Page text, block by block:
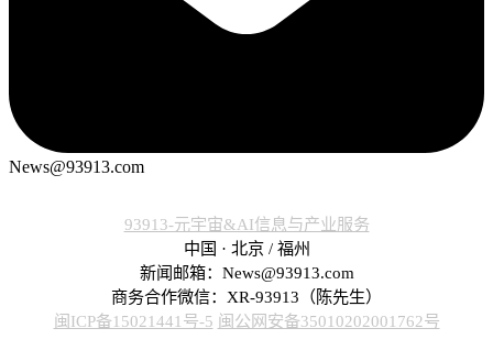
News@93913.com
93913-元宇宙&AI信息与产业服务
中国 · 北京 / 福州
新闻邮箱：News@93913.com
商务合作微信：XR-93913（陈先生）
闽ICP备15021441号-5 闽公网安备35010202001762号